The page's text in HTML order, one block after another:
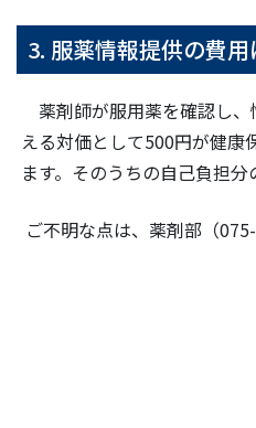
3. 服薬情報提供の費用
薬剤師が服用薬を確認し
える対価として500円が健康
ます。そのうちの自己負担分
ご不明な点は、薬剤部（